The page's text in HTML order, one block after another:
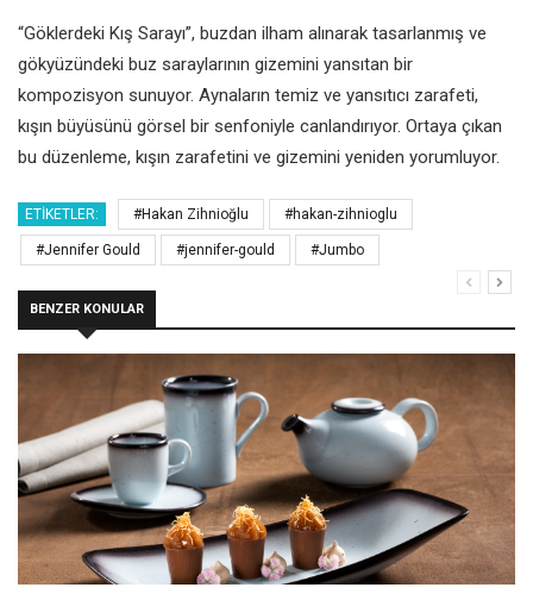
“Göklerdeki Kış Sarayı”, buzdan ilham alınarak tasarlanmış ve
gökyüzündeki buz saraylarının gizemini yansıtan bir
kompozisyon sunuyor. Aynaların temiz ve yansıtıcı zarafeti,
kışın büyüsünü görsel bir senfoniyle canlandırıyor. Ortaya çıkan
bu düzenleme, kışın zarafetini ve gizemini yeniden yorumluyor.
ETIKETLER: #Hakan Zihnioğlu #hakan-zihnioglu
#Jennifer Gould #jennifer-gould #Jumbo
BENZER KONULAR